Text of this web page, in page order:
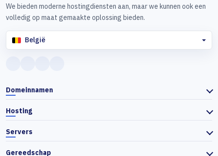
We bieden moderne hostingdiensten aan, maar we kunnen ook een
volledig op maat gemaakte oplossing bieden.
België
Domeinnamen
Hosting
Servers
Gereedschap